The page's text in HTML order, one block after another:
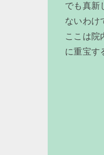
でも真新
ないわけ
ここは院
に重宝す